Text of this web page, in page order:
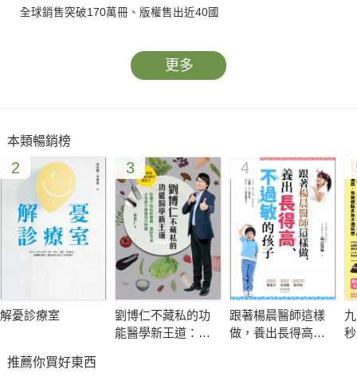
全球銷售突破170萬冊、版權售出近40國
醫學權威、商界名人、頂尖教練、國際媒體爭相引用，讓人生為
老。
超預期壽命Ⅱ提供健康長壽的實踐指南，
幫助你從運動、飲食、睡眠、情緒健康到用藥，做好自我健康管
理。
✦✧✦
為什麼一套內容厚重的健康/醫學/科學書籍，會受到各界菁英和
廣大讀者的關注和喜愛？
老，卻是一大挑戰。現代醫學（即醫學2.0）在防治慢性衰老疾病
更多
本類暢銷榜
2
解憂診療室
3
劉博仁不藏私的功
能醫學新王道：吃
4
跟著楊晨醫師這樣
做，養出長得高、
推薦你買好東西